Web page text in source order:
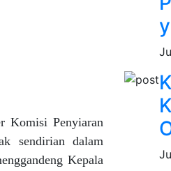
Komisi Penyiaran
sendirian dalam
Kepala